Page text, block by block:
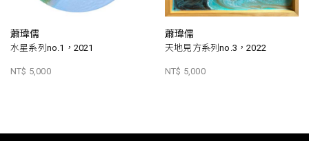
蕭瑋儒
水星系列no.1，2021
NT$ 5,000
蕭瑋儒
天地見方系列no.3，2022
NT$ 5,000